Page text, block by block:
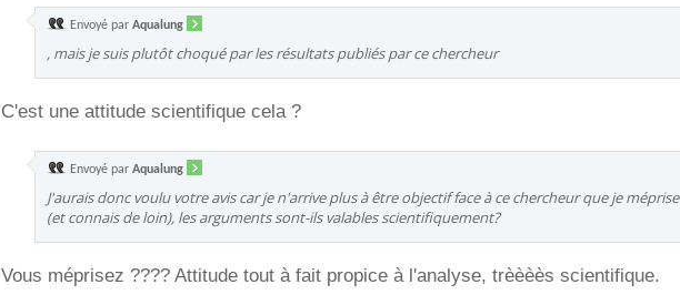
Envoyé par Aqualung
, mais je suis plutôt choqué par les résultats publiés par ce chercheur
C'est une attitude scientifique cela ?
Envoyé par Aqualung
J'aurais donc voulu votre avis car je n'arrive plus à être objectif face à ce chercheur que je méprise
(et connais de loin), les arguments sont-ils valables scientifiquement?
Vous méprisez ???? Attitude tout à fait propice à l'analyse, trèèèès scientifique.